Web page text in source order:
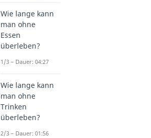
Wie lange kann
man ohne
Essen
überleben?
1/3 – Dauer: 04:27
Wie lange kann
man ohne
Trinken
überleben?
2/3 – Dauer: 01:56